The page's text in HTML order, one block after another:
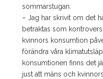
sommarstugan.
– Jag har skrivit om det
betraktas som
kvinnors konsumtion
förändra våra
konsumtionen finns det
just att mäns och